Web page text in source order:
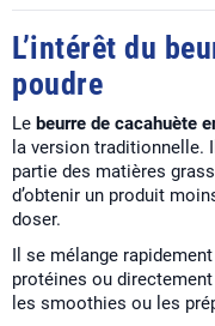
L’intérêt du
poudre
Le beurre de cacahuète
la version traditionnelle.
partie des matières
d’obtenir un produit
doser.
Il se mélange
protéines ou
les smoothies ou les